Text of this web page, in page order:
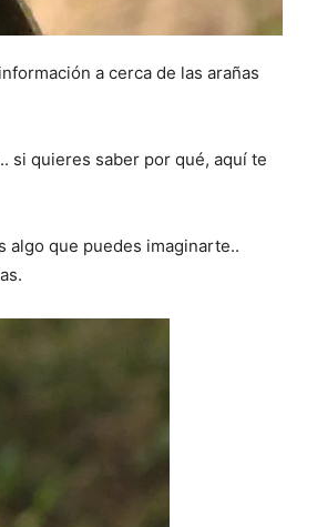
a cerca de las arañas
si quieres saber por qué, aquí te
algo que puedes imaginarte..